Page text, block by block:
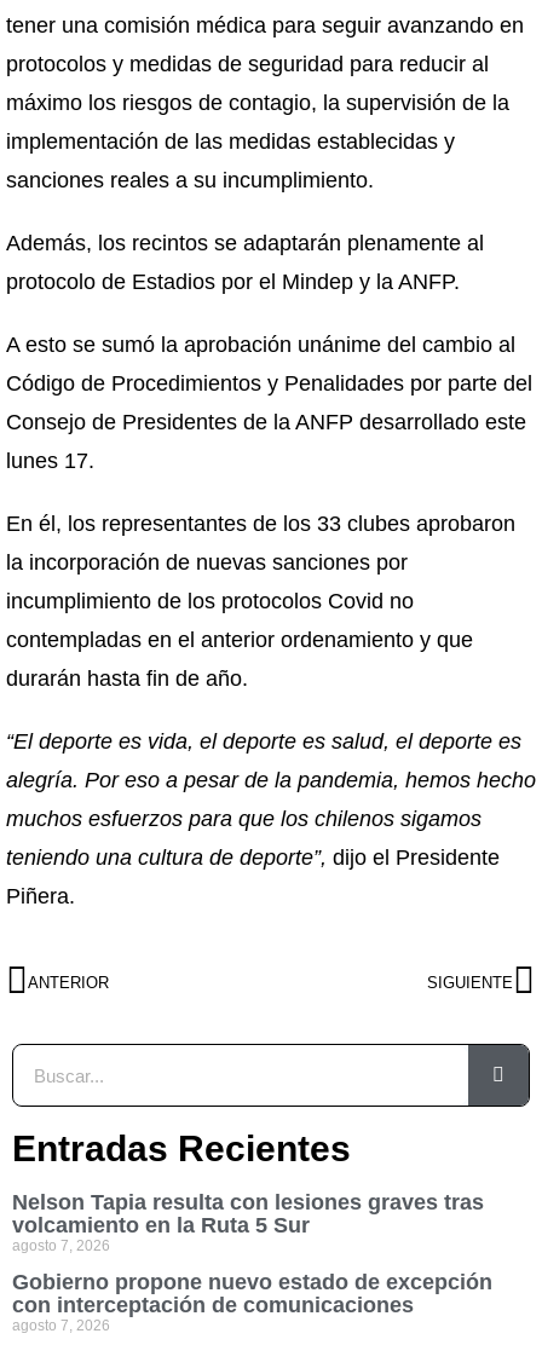
tener una comisión médica para seguir avanzando en
protocolos y medidas de seguridad para reducir al
máximo los riesgos de contagio, la supervisión de la
implementación de las medidas establecidas y
sanciones reales a su incumplimiento.
Además, los recintos se adaptarán plenamente al
protocolo de Estadios por el Mindep y la ANFP.
A esto se sumó la aprobación unánime del cambio al
Código de Procedimientos y Penalidades por parte del
Consejo de Presidentes de la ANFP desarrollado este
lunes 17.
En él, los representantes de los 33 clubes aprobaron
la incorporación de nuevas sanciones por
incumplimiento de los protocolos Covid no
contempladas en el anterior ordenamiento y que
durarán hasta fin de año.
“El deporte es vida, el deporte es salud, el deporte es
alegría. Por eso a pesar de la pandemia, hemos hecho
muchos esfuerzos para que los chilenos sigamos
teniendo una cultura de deporte”, dijo el Presidente
Piñera.
ANTERIOR SIGUIENTE
Entradas Recientes
Nelson Tapia resulta con lesiones graves tras
volcamiento en la Ruta 5 Sur
agosto 7, 2026
Gobierno propone nuevo estado de excepción
con interceptación de comunicaciones
agosto 7, 2026